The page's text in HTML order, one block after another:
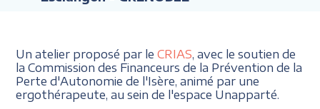
Un atelier proposé par leCRIAS , avec le soutien de
la Commission des Financeurs de la Prévention de la
Perte d'Autonomie de l'Isère, animé par une
ergothérapeute, au sein de l'espace Unapparté.